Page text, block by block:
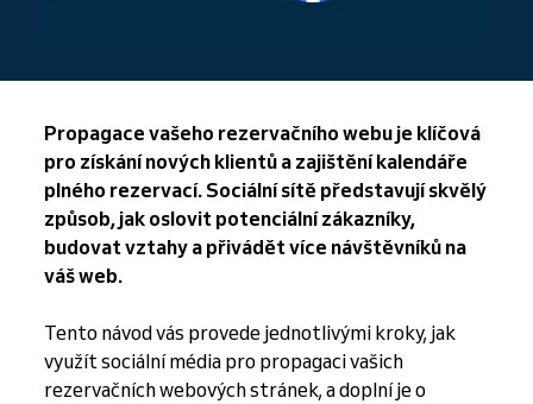
Propagace vašeho rezervačního webu je klíčová
pro získání nových klientů a zajištění kalendáře
plného rezervací. Sociální sítě představují skvělý
způsob, jak oslovit potenciální zákazníky,
budovat vztahy a přivádět více návštěvníků na
váš web.
Tento návod vás provede jednotlivými kroky, jak
využít sociální média pro propagaci vašich
rezervačních webových stránek, a doplní je o